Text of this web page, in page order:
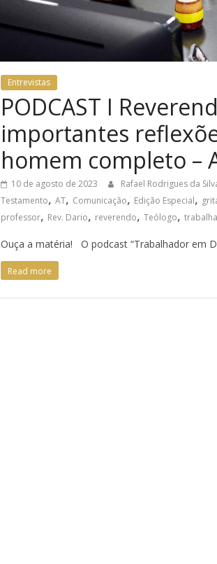
Entrevistas
PODCAST I
importantes
homem completo –
10 de agosto de 2023 Rafael Rodrigues da
Testamento, AT, Comunicação, Edição Especial,
professor, Rev. Dario, reverendo, Teólogo,
Ouça a matéria! O podcast “Trabalhador em
Read more